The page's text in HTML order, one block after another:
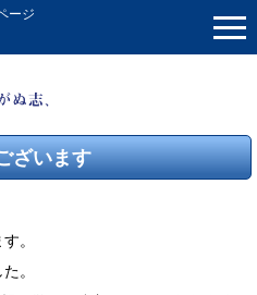
ージ
ざいます
。
。